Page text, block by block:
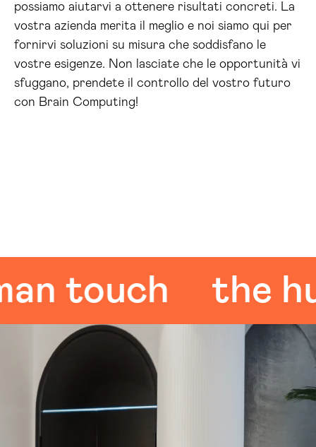
possiamo aiutarvi a ottenere risultati concreti. La
vostra azienda merita il meglio e noi siamo qui per
fornirvi soluzioni su misura che soddisfano le
vostre esigenze. Non lasciate che le opportunità vi
sfuggano, prendete il controllo del vostro futuro
con Brain Computing!
the